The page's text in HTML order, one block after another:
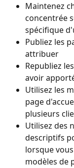
Maintenez
concentrée
spécifique
Publiez les
attribuer
Republiez
avoir
Utilisez les
page
plusieurs
Utilisez des
descriptifs
lorsque
modèles de